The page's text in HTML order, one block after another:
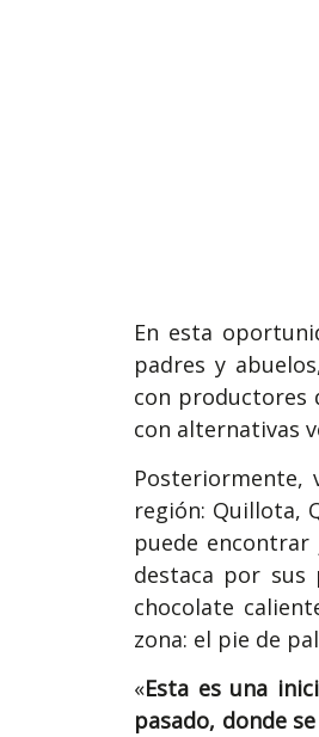
En esta
padres y
con productores
con alternativas
Posteriormente,
región: Quillota,
puede
destaca por sus
chocolate
zona: el pie de
«Esta es una
pasado, donde